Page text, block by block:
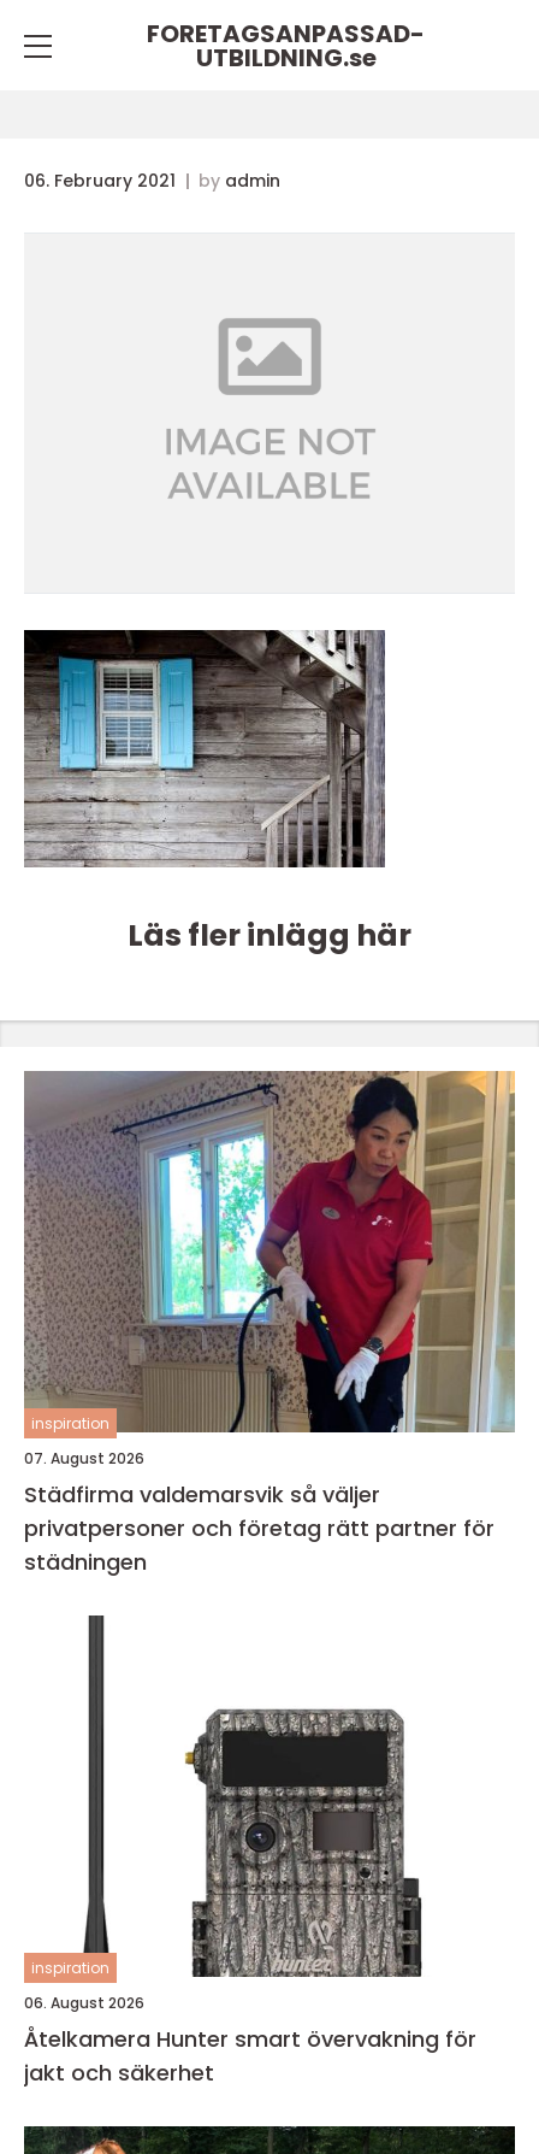
FORETAGSANPASSAD-
UTBILDNING.se
06. February 2021 by admin
Läs fler inlägg här
inspiration
07. August 2026
Städfirma valdemarsvik så väljer
privatpersoner och företag rätt partner för
städningen
inspiration
06. August 2026
Åtelkamera Hunter smart övervakning för
jakt och säkerhet